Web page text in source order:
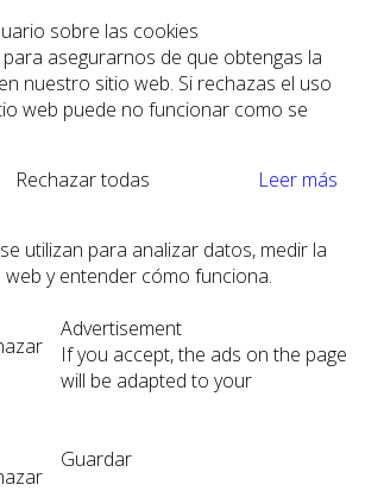
sobre las cookies
asegurarnos de que obtengas la
nuestro sitio web. Si rechazas el uso
web puede no funcionar como se
Rechazar todas
Leer más
utilizan para analizar datos, medir la
y entender cómo funciona.
Advertisement
If you accept, the ads on the page
will be adapted to your
Guardar